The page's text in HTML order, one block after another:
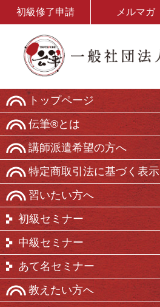
初級修了申請 メルマガ
トップページ
伝筆®とは
講師派遣希望の方へ
特定商取引法に基づく表示
習いたい方へ
初級セミナー
中級セミナー
あて名セミナー
教えたい方へ